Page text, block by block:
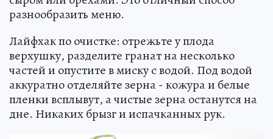
разнообразить меню.
Лайфхак по очистке: отрежьте у плода
верхушку, разделите гранат на несколько
частей и опустите в миску с водой. Под водой
аккуратно отделяйте зерна - кожура и белые
пленки всплывут, а чистые зерна останутся на
дне. Никаких брызг и испачканных рук.